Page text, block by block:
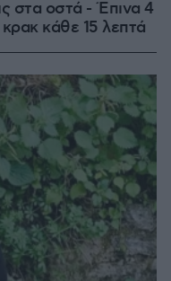
στα οστά - Έπινα 4
κάθε 15 λεπτά